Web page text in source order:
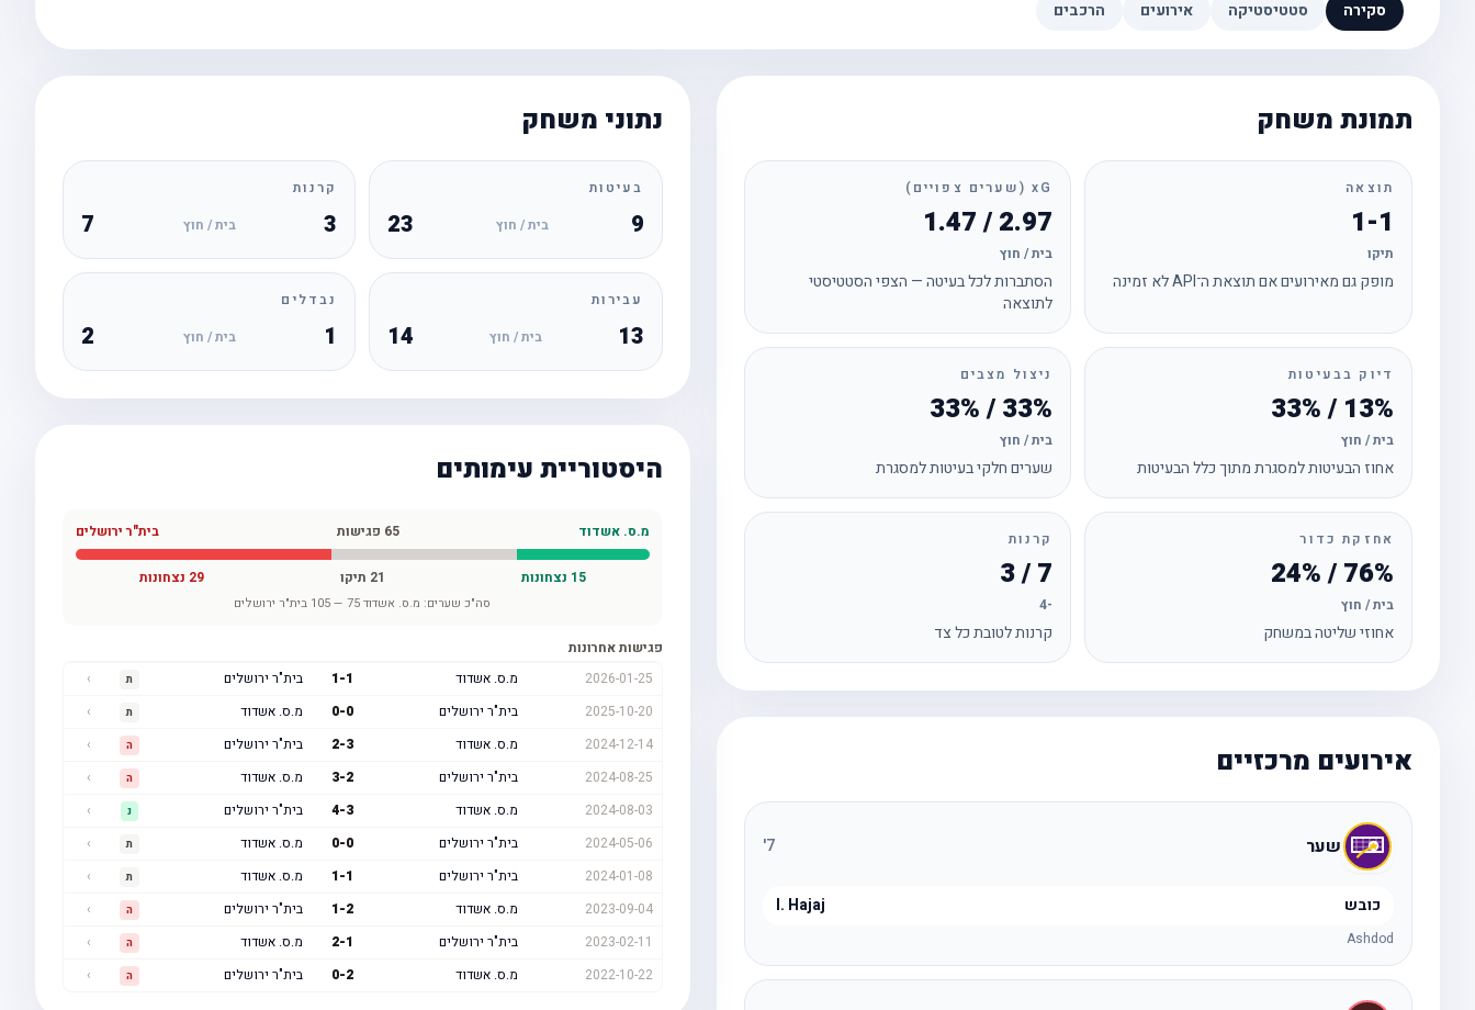
סקירה סטטיסטיקה אירועים הרכבים
תמונת משחק
תוצאה
1-1
תיקו
מופק גם מאירועים אם תוצאת ה־API לא זמינה
xG (שערים צפויים)
2.97 / 1.47
בית / חוץ
הסתברות לכל בעיטה — הצפי הסטטיסטי
לתוצאה
דיוק בבעיטות
13% / 33%
בית / חוץ
אחוז הבעיטות למסגרת מתוך כלל הבעיטות
ניצול מצבים
33% / 33%
בית / חוץ
שערים חלקי בעיטות למסגרת
אחזקת כדור
76% / 24%
בית / חוץ
אחוזי שליטה במשחק
קרנות
7 / 3
-4
קרנות לטובת כל צד
אירועים מרכזיים
שער 7
'
כובש I. Hajaj
Ashdod
נתוני משחק
בעיטות
9 בית / חוץ 23
קרנות
3 בית / חוץ 7
עבירות
13 בית / חוץ 14
נבדלים
1 בית / חוץ 2
היסטוריית עימותים
מ.ס. אשדוד 65 פגישות בית"ר ירושלים
15 נצחונות 21 תיקו 29 נצחונות
סה"כ שערים: מ.ס. אשדוד75
—
105 בית"ר ירושלים
פגישות אחרונות
2026-01-25
מ.ס. אשדוד 1-1 בית"ר ירושלים ת
›
2025-10-20
בית"ר ירושלים 0-0 מ.ס. אשדוד ת
›
2024-12-14
מ.ס. אשדוד 2-3 בית"ר ירושלים ה
›
2024-08-25
בית"ר ירושלים 3-2 מ.ס. אשדוד ה
›
2024-08-03
מ.ס. אשדוד 4-3 בית"ר ירושלים נ
›
2024-05-06
בית"ר ירושלים 0-0 מ.ס. אשדוד ת
›
2024-01-08
בית"ר ירושלים 1-1 מ.ס. אשדוד ת
›
2023-09-04
מ.ס. אשדוד 1-2 בית"ר ירושלים ה
›
2023-02-11
בית"ר ירושלים 2-1 מ.ס. אשדוד ה
›
2022-10-22
מ.ס. אשדוד 0-2 בית"ר ירושלים ה ›